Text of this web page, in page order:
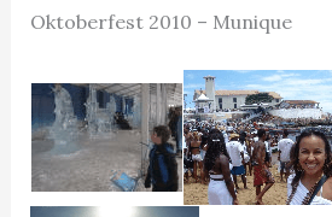
Oktoberfest 2010 – Munique